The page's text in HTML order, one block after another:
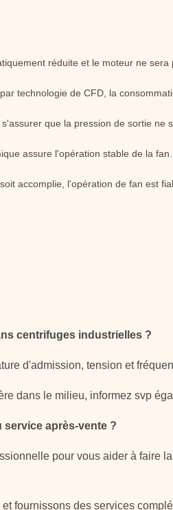
réduite et le moteur ne sera
technologie de CFD, la
que la pression de sortie ne
assure l'opération stable de la fan.
accomplie, l'opération de fan est
centrifuges industrielles ?
d'admission, tension et
dans le milieu, informez svp
service après-vente ?
pour vous aider à faire
fournissons des services